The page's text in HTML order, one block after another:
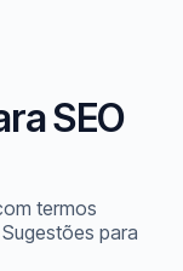
SEO
termos
para